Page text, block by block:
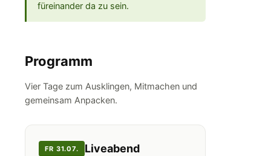
füreinander da zu sein.
Programm
Vier Tage zum Ausklingen, Mitmachen und
gemeinsam Anpacken.
FR 31.07. Liveabend